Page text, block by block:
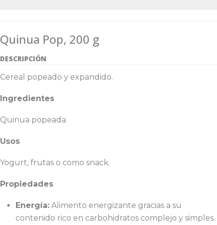
Quinua Pop, 200 g
DESCRIPCIÓN
Cereal popeado y expandido.
Ingredientes
Quinua popeada
Usos
Yogurt, frutas o como snack.
Propiedades
Energía: Alimento energizante gracias a su
contenido rico en carbohidratos complejo y simples.